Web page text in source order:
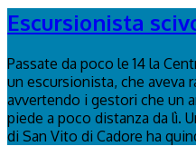
Escursionista
Passate da poco le 14 la
un escursionista, che aveva
avvertendo i gestori che un
piede a poco distanza da lì.
di San Vito di Cadore ha